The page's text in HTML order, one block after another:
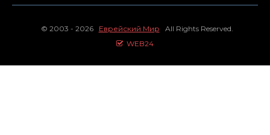
© 2003 - 2026 Еврейский Мир All Rights Reserved.
WEB24